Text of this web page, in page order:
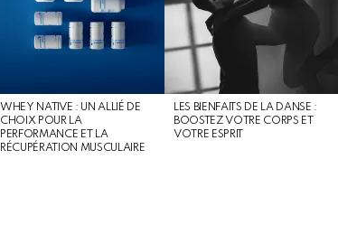
WHEY NATIVE : UN ALLIÉ DE
CHOIX POUR LA
PERFORMANCE ET LA
RÉCUPÉRATION MUSCULAIRE
LES BIENFAITS DE LA DANSE :
BOOSTEZ VOTRE CORPS ET
VOTRE ESPRIT